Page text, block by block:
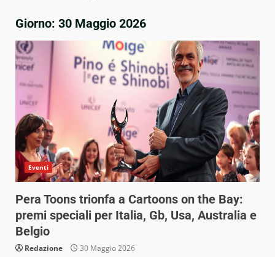
Giorno: 30 Maggio 2026
Eventi
Pera Toons trionfa a Cartoons on the Bay:
premi speciali per Italia, Gb, Usa, Australia e
Belgio
Redazione 30 Maggio 2026